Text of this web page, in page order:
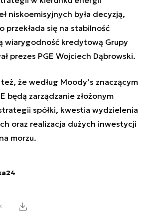
niskoemisyjnych była decyzją,
przekłada się na stabilność
wiarygodność kredytową Grupy
prezes PGE Wojciech Dąbrowski.
też, że według Moody’s znaczącym
będą zarządzanie złożonym
spółki, kwestia wydzielenia
oraz realizacja dużych inwestycji
morzu.